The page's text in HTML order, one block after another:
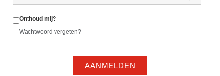
Onthoud mij?
Wachtwoord vergeten?
AANMELDEN